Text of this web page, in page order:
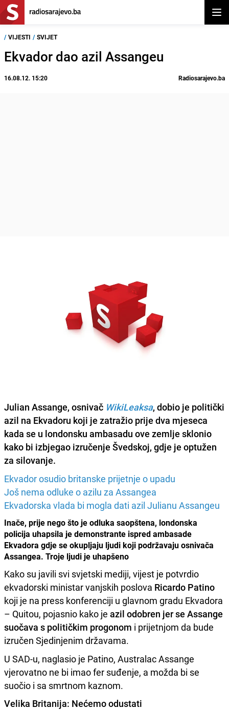
/ VIJESTI / SVIJET
Ekvador dao azil Assangeu
16.08.12. 15:20 Radiosarajevo.ba
Julian Assange, osnivač WikiLeaksa, dobio je politički
azil na Ekvadoru koji je zatražio prije dva mjeseca
kada se u londonsku ambasadu ove zemlje sklonio
kako bi izbjegao izručenje Švedskoj, gdje je optužen
za silovanje.
Ekvador osudio britanske prijetnje o upadu
Još nema odluke o azilu za Assangea
Ekvadorska vlada bi mogla dati azil Julianu Assangeu
Inače, prije nego što je odluka saopštena, londonska
policija uhapsila je demonstrante ispred ambasade
Ekvadora gdje se okupljaju ljudi koji podržavaju osnivača
Assangea. Troje ljudi je uhapšeno
Kako su javili svi svjetski mediji, vijest je potvrdio
ekvadorski ministar vanjskih poslova Ricardo Patino
koji je na press konferenciji u glavnom gradu Ekvadora
– Quitou, pojasnio kako je azil odobren jer se Assange
suočava s političkim progonom i prijetnjom da bude
izručen Sjedinjenim državama.
U SAD-u, naglasio je Patino, Australac Assange
vjerovatno ne bi imao fer suđenje, a možda bi se
suočio i sa smrtnom kaznom.
Velika Britanija: Nećemo odustati